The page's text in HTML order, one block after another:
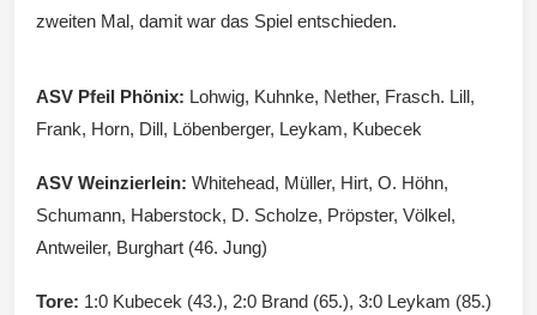
zweiten Mal, damit war das Spiel entschieden.
ASV Pfeil Phönix: Lohwig, Kuhnke, Nether, Frasch. Lill,
Frank, Horn, Dill, Löbenberger, Leykam, Kubecek
ASV Weinzierlein: Whitehead, Müller, Hirt, O. Höhn,
Schumann, Haberstock, D. Scholze, Pröpster, Völkel,
Antweiler, Burghart (46. Jung)
Tore: 1:0 Kubecek (43.), 2:0 Brand (65.), 3:0 Leykam (85.)